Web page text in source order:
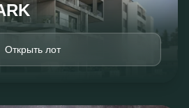
Открыть лот